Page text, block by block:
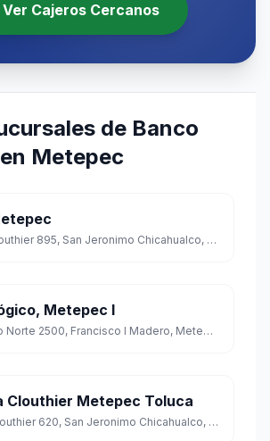
Ver Cajeros Cercanos
de Banco
Metepec
Av Manuel J Clouthier 895, San Jeronimo Chicahualco, Metepec, Estado de México
Metepec I
Av Tecnologico Norte 2500, Francisco I Madero, Metepec, Estado de México
Clouthier Metepec Toluca
Av. Manuel J Clouthier 620, San Jeronimo Chicahualco, Metepec, Estado de México